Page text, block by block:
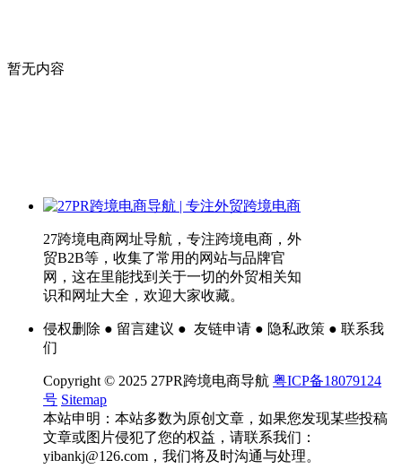
暂无内容
27跨境电商网址导航，专注跨境电商，外
贸B2B等，收集了常用的网站与品牌官
网，这在里能找到关于一切的外贸相关知
识和网址大全，欢迎大家收藏。
侵权删除 ● 留言建议 ● 友链申请 ● 隐私政策 ● 联系我
们
Copyright © 2025 27PR跨境电商导航 粤ICP备18079124
号 Sitemap
本站申明：本站多数为原创文章，如果您发现某些投稿
文章或图片侵犯了您的权益，请联系我们：
yibankj@126.com，我们将及时沟通与处理。